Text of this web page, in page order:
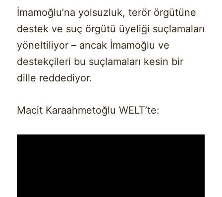
İmamoğlu’na yolsuzluk, terör örgütüne
destek ve suç örgütü üyeliği suçlamaları
yöneltiliyor – ancak İmamoğlu ve
destekçileri bu suçlamaları kesin bir
dille reddediyor.
Macit Karaahmetoğlu WELT’te: